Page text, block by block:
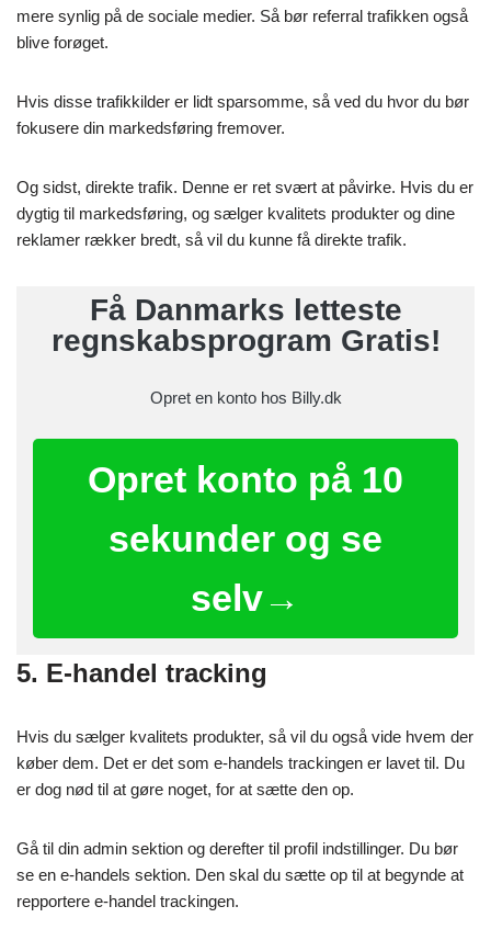
mere synlig på de sociale medier. Så bør referral trafikken også
blive forøget.
Hvis disse trafikkilder er lidt sparsomme, så ved du hvor du bør
fokusere din markedsføring fremover.
Og sidst, direkte trafik. Denne er ret svært at påvirke. Hvis du er
dygtig til markedsføring, og sælger kvalitets produkter og dine
reklamer rækker bredt, så vil du kunne få direkte trafik.
Få Danmarks letteste
regnskabsprogram Gratis!
Opret en konto hos Billy.dk
Opret konto på 10
sekunder og se
selv→
5. E-handel tracking
Hvis du sælger kvalitets produkter, så vil du også vide hvem der
køber dem. Det er det som e-handels trackingen er lavet til. Du
er dog nød til at gøre noget, for at sætte den op.
Gå til din admin sektion og derefter til profil indstillinger. Du bør
se en e-handels sektion. Den skal du sætte op til at begynde at
repportere e-handel trackingen.